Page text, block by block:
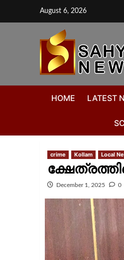
August 6, 2026
HOME LATEST
crime Kollam Local
December 1, 2025 0